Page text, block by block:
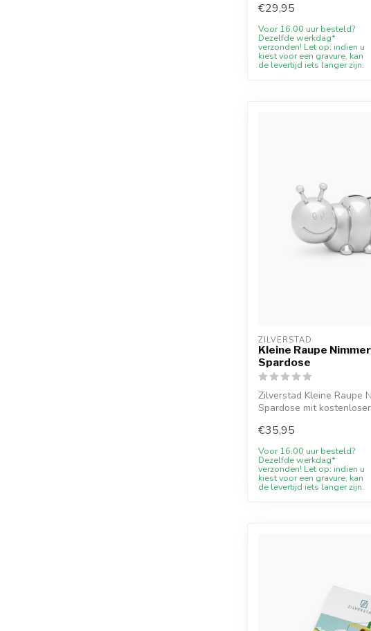
€29,95
Voor 16.00 uur besteld?
Dezelfde werkdag*
verzonden! Let op: indien u
kiest voor een gravure, kan
de levertijd iets langer zijn.
ZILVERSTAD
Kleine Raupe
Spardose
Zilverstad Kleine Raupe
Spardose mit
€35,95
Voor 16.00 uur besteld?
Dezelfde werkdag*
verzonden! Let op: indien u
kiest voor een gravure, kan
de levertijd iets langer zijn.